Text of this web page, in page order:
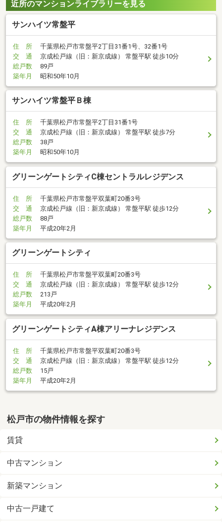
近所のマンションライブラリーを見る
サンハイツ常盤平
住 所
千葉県松戸市常盤平2丁目31番1号、32番1号
交 通
京成松戸線（旧：新京成線） 常盤平駅 徒歩10分
総戸数
89戸
築年月
昭和50年10月
サンハイツ常盤平Ｂ棟
住 所
千葉県松戸市常盤平2丁目31番1号
交 通
京成松戸線（旧：新京成線） 常盤平駅 徒歩7分
総戸数
38戸
築年月
昭和50年10月
グリーンゲートシティC棟セントラルレジデンス
住 所
千葉県松戸市常盤平双葉町20番3号
交 通
京成松戸線（旧：新京成線） 常盤平駅 徒歩12分
総戸数
88戸
築年月
平成20年2月
グリーンゲートシティ
住 所
千葉県松戸市常盤平双葉町20番3号
交 通
京成松戸線（旧：新京成線） 常盤平駅 徒歩12分
総戸数
213戸
築年月
平成20年2月
グリーンゲートシティA棟アリーナレジデンス
住 所
千葉県松戸市常盤平双葉町20番3号
交 通
京成松戸線（旧：新京成線） 常盤平駅 徒歩12分
総戸数
15戸
築年月
平成20年2月
松戸市の物件情報を探す
賃貸
中古マンション
新築マンション
中古一戸建て